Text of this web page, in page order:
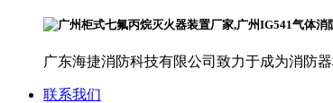
广东海捷消防科技有限公司致力于成为消防
联系我们